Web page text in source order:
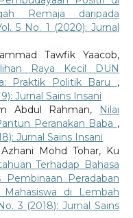
Remaja daripada
5 No. 1 (2020): Jurnal
Tawfik Yaacob,
Raya Kecil DUN
Praktik Politik Baru ,
Jurnal Sains Insani
Abdul Rahman,
Nilai
Peranakan Baba ,
Jurnal Sains Insani
Mohd Tohar, Ku
Terhadap Bahasa
Pembinaan Peradaban
di Lembah
3 (2018): Jurnal Sains